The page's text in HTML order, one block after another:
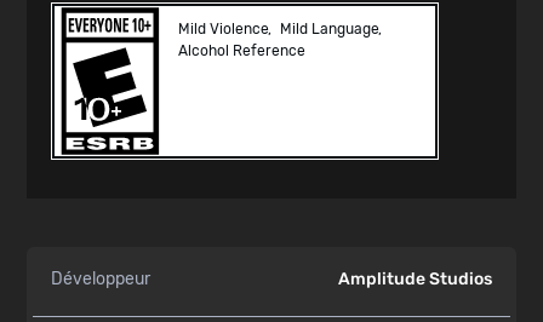
Mild Violence
Mild Language
Alcohol Reference
Développeur Amplitude Studios